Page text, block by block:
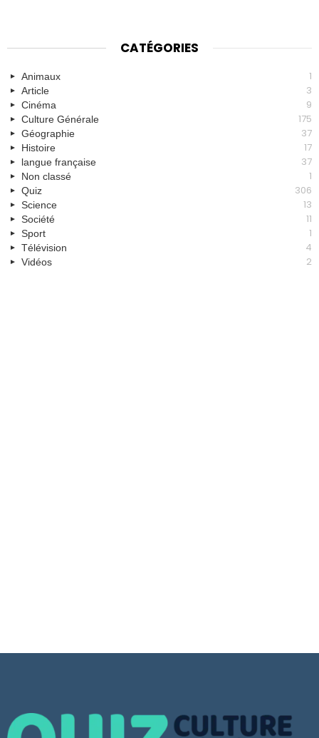
CATÉGORIES
Animaux 1
Article 3
Cinéma 9
Culture Générale 175
Géographie 37
Histoire 17
langue française 37
Non classé 1
Quiz 306
Science 13
Société 11
Sport 1
Télévision 4
Vidéos 2